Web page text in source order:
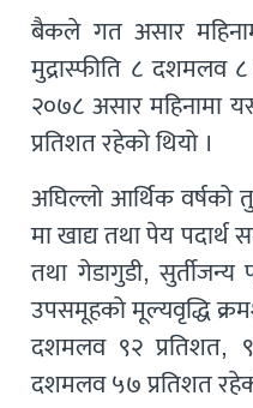
बैकले गत असार
मुद्रास्फीति ८ दशमलव
२०७८ असार महिनामा
प्रतिशत रहेको थियो ।
अघिल्लो आर्थिक वर्षको
मा खाद्य तथा पेय
तथा गेडागुडी, सुर्तीजन्य
उपसमूहको मूल्यवृद्धि
दशमलव ९२ प्रतिशत,
दशमलव ५७ प्रतिशत